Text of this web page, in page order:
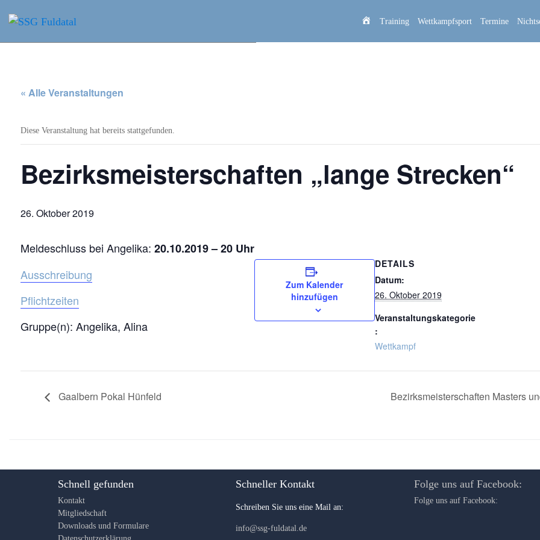
Startseite
Training Wettkampfsport Termine
SSG Fuldatal
« Alle Veranstaltungen
Diese Veranstaltung hat bereits stattgefunden.
Bezirksmeisterschaften „lange Strecken“
26. Oktober 2019
Meldeschluss bei Angelika: 20.10.2019 – 20 Uhr
Ausschreibung
Pflichtzeiten
Gruppe(n): Angelika, Alina
Zum Kalender
hinzufügen
DETAILS
Datum:
26. Oktober 2019
Veranstaltungskategorie
:
Wettkampf
Gaalbern Pokal Hünfeld Bezirksmeisterschaften Masters
Schnell gefunden
Kontakt
Mitgliedschaft
Downloads und Formulare
Schneller Kontakt
Schreiben Sie uns eine Mail an:
info@ssg-fuldatal.de
Folge uns auf Facebook:
Folge uns auf Facebook: